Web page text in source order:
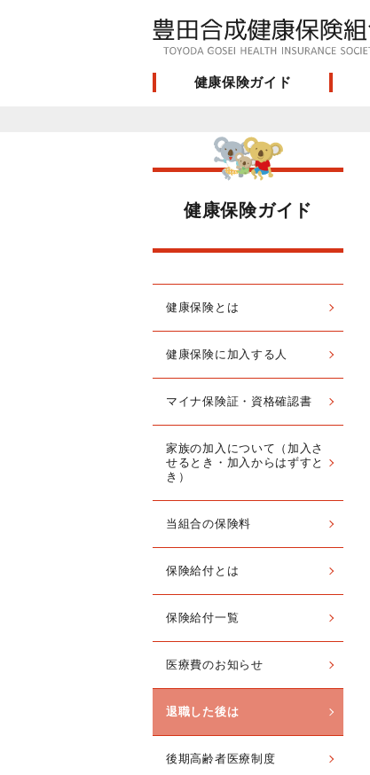
健康保険ガイド
健康保険ガイド
健康保険とは
健康保険に加入する人
マイナ保険証・資格確認書
家族の加入について（加入さ
せるとき・加入からはずすと
き）
当組合の保険料
保険給付とは
保険給付一覧
医療費のお知らせ
退職した後は
後期高齢者医療制度